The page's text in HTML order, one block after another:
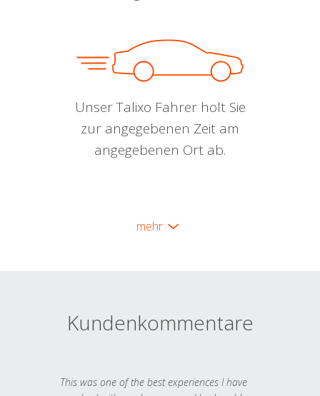
Unser Talixo Fahrer holt Sie
zur angegebenen Zeit am
angegebenen Ort ab.
mehr
Kundenkommentare
This was one of the best experiences I have